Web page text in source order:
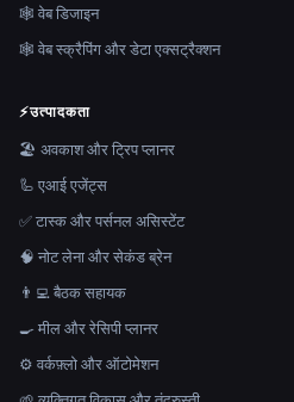
🕸 वेब डिजाइन
🕸️ वेब स्क्रैपिंग और डेटा एक्सट्रैक्शन
⚡उत्पादकता
🏖 अवकाश और ट्रिप प्लानर
🦾 एआई एजेंट्स
✅ टास्क और पर्सनल असिस्टेंट
🧠 नोट लेना और सेकंड ब्रेन
👨‍💻 बैठक सहायक
🍳 मील और रेसिपी प्लानर
⚙️ वर्कफ़्लो और ऑटोमेशन